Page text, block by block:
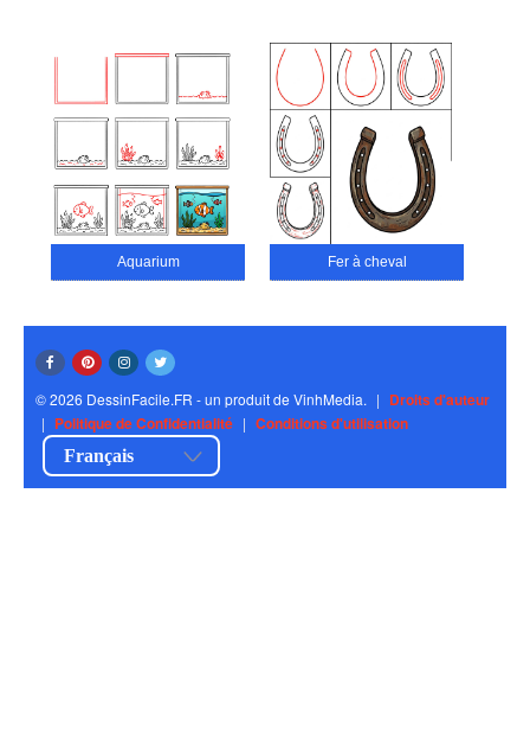
Aquarium Fer à cheval
© 2026 DessinFacile.FR - un produit de VinhMedia. | Droits d'auteur
| Politique de Confidentialité | Conditions d'utilisation
Français